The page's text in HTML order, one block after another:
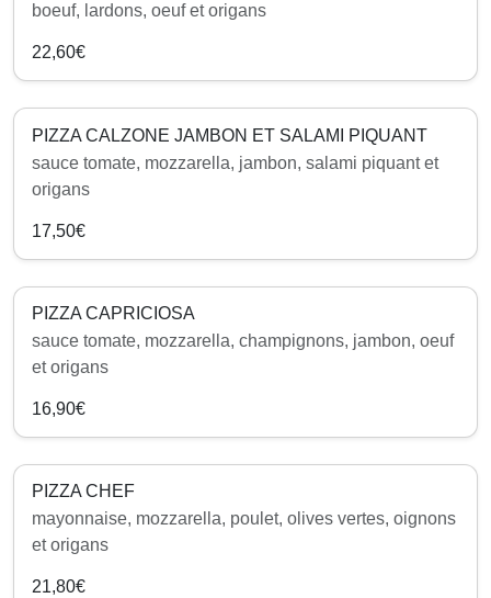
boeuf, lardons, oeuf et origans
22,60€
PIZZA CALZONE JAMBON ET SALAMI PIQUANT
sauce tomate, mozzarella, jambon, salami piquant et
origans
17,50€
PIZZA CAPRICIOSA
sauce tomate, mozzarella, champignons, jambon, oeuf
et origans
16,90€
PIZZA CHEF
mayonnaise, mozzarella, poulet, olives vertes, oignons
et origans
21,80€